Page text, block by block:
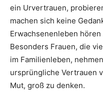
ein Urvertrauen,
machen sich keine
Erwachsenenleben
Besonders Frauen, die
im Familienleben,
ursprüngliche Vertrauen
Mut, groß zu denken.